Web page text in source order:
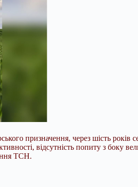
призначення, через шість
відсутність попиту з боку
ТСН.